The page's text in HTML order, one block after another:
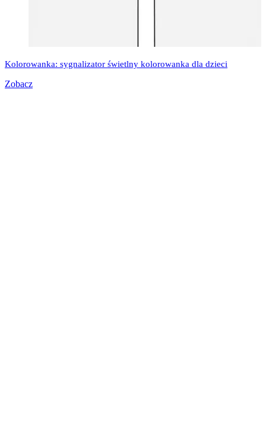
Kolorowanka: sygnalizator świetlny kolorowanka dla dzieci
Zobacz